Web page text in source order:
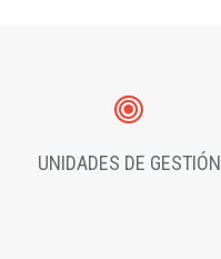
UNIDADES DE GESTIÓN